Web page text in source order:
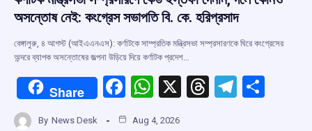
অসন্তোষ নেই: কংগ্রেস সভাপতি বি. কে. হরিপ্রসাদ
বেঙ্গালুরু, ৪ আগস্ট (আইএএনএস): কর্ণাটকে সাম্প্রতিক মন্ত্রিসভা সম্প্রসারণকে ঘিরে কংগ্রেসের
অন্দরে ব্যাপক অসন্তোষের জল্পনা উড়িয়ে দিয়ে কর্ণাটক প্রদেশ…
Share
F
W X
T
T
By News Desk Aug 4, 2026